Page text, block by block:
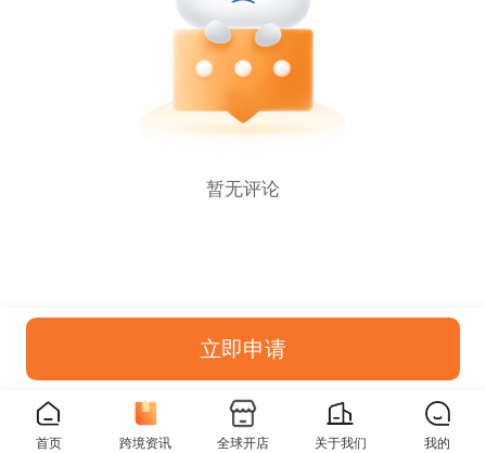
暂无评论
立即申请
首页 跨境资讯 全球开店 关于我们 我的